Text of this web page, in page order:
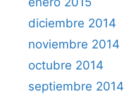
diciembre 2014
noviembre 2014
octubre 2014
septiembre 2014